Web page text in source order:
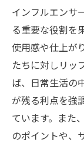
インフルエンサ
る重要な役割を
使用感や仕上が
たちに対しリッ
ば、日常生活の
が残る利点を強
ています。また
のポイントや、